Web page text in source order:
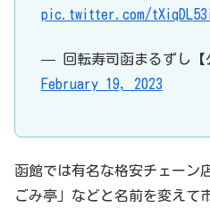
pic.twitter.com/
— 回転寿司函まるずし【
February 19, 2023
函館では有名な格安チェーン
ごみ亭」などと名前を変えて